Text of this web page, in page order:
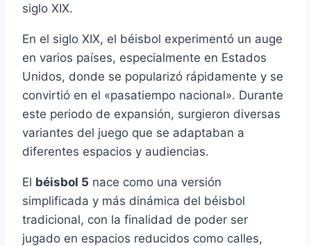
siglo XIX.
En el siglo XIX, el béisbol experimentó un auge
en varios países, especialmente en Estados
Unidos, donde se popularizó rápidamente y se
convirtió en el «pasatiempo nacional». Durante
este periodo de expansión, surgieron diversas
variantes del juego que se adaptaban a
diferentes espacios y audiencias.
El béisbol 5 nace como una versión
simplificada y más dinámica del béisbol
tradicional, con la finalidad de poder ser
jugado en espacios reducidos como calles,